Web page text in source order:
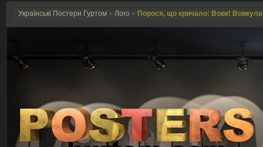
Українські Постери Гуртом » Лого » Порося, що кричало: Вовк!